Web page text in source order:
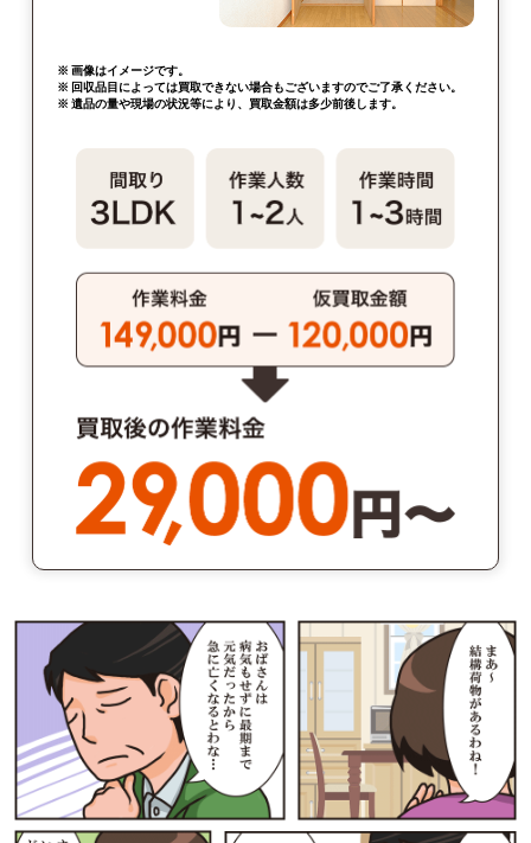
※ 画像はイメージです。
※ 回収品目によっては買取できない場合もございますのでご了承ください。
※ 遺品の量や現場の状況等により、買取金額は多少前後します。